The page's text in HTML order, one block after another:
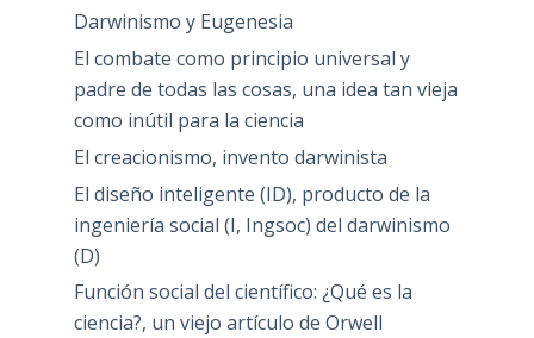
Darwinismo y Eugenesia
El combate como principio universal y
padre de todas las cosas, una idea tan vieja
como inútil para la ciencia
El creacionismo, invento darwinista
El diseño inteligente (ID), producto de la
ingeniería social (I, Ingsoc) del darwinismo
(D)
Función social del científico: ¿Qué es la
ciencia?, un viejo artículo de Orwell